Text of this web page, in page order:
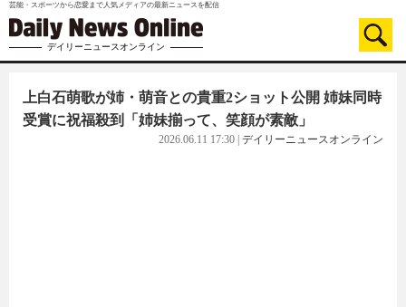
芸能・スポーツから恋愛まで人気メディアの最新ニュースを配信
デイリーニュースオンライン
上白石萌歌が姉・萌音との貴重2ショット公開 姉妹同時
受賞に祝福殺到「姉妹揃って、笑顔が素敵」
2026.06.11 17:30 デイリーニュースオンライン